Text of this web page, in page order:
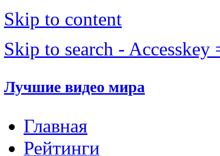
Skip to content
Skip to search - Accesskey
Лучшие видео мира
Главная
Рейтинги